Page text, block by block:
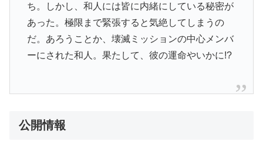
ち。しかし、和人には皆に内緒にしている秘密が
あった。極限まで緊張すると気絶してしまうの
だ。あろうことか、壊滅ミッションの中心メンバ
ーにされた和人。果たして、彼の運命やいかに!?
公開情報